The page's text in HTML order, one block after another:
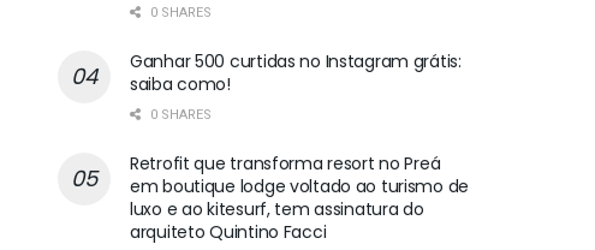
0 SHARES
Ganhar 500 curtidas no Instagram grátis:
saiba como!
0 SHARES
Retrofit que transforma resort no Preá
em boutique lodge voltado ao turismo de
luxo e ao kitesurf, tem assinatura do
arquiteto Quintino Facci